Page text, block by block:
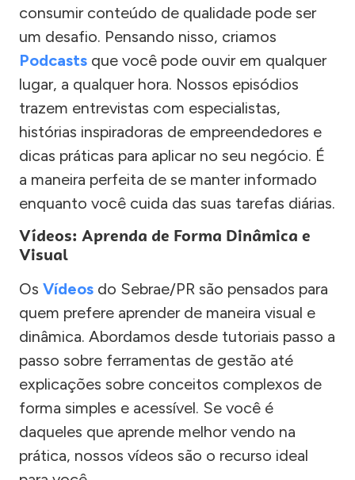
consumir conteúdo de qualidade pode ser
um desafio. Pensando nisso, criamos
Podcasts que você pode ouvir em qualquer
lugar, a qualquer hora. Nossos episódios
trazem entrevistas com especialistas,
histórias inspiradoras de empreendedores e
dicas práticas para aplicar no seu negócio. É
a maneira perfeita de se manter informado
enquanto você cuida das suas tarefas diárias.
Vídeos: Aprenda de Forma Dinâmica e
Visual
Os Vídeos do Sebrae/PR são pensados para
quem prefere aprender de maneira visual e
dinâmica. Abordamos desde tutoriais passo a
passo sobre ferramentas de gestão até
explicações sobre conceitos complexos de
forma simples e acessível. Se você é
daqueles que aprende melhor vendo na
prática, nossos vídeos são o recurso ideal